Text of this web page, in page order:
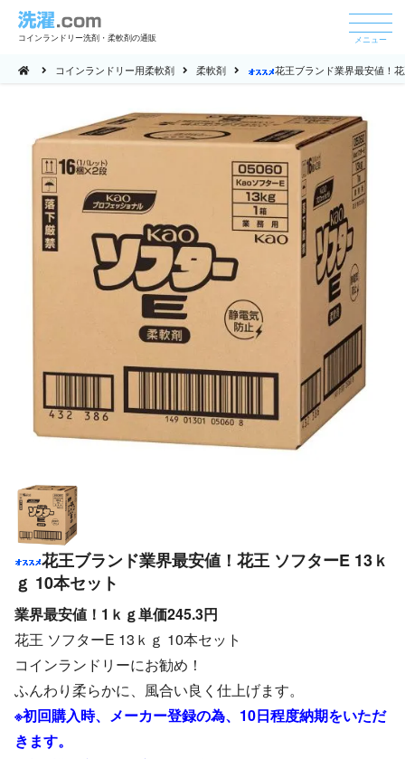
コインランドリー洗剤・柔軟剤の通販 メニュー
コインランドリー用柔軟剤 柔軟剤 花王ブランド業界最安値！
花王ブランド業界最安値！花王 ソフターE 13ｋ
ｇ 10本セット
業界最安値！1ｋｇ単価245.3円
花王 ソフターE 13ｋｇ 10本セット
コインランドリーにお勧め！
ふんわり柔らかに、風合い良く仕上げます。
※初回購入時、メーカー登録の為、10日程度納期をいただ
きます。